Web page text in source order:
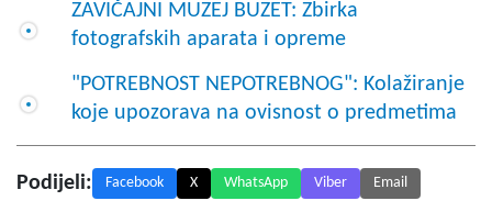
ZAVIČAJNI MUZEJ BUZET: Zbirka
fotografskih aparata i opreme
"POTREBNOST NEPOTREBNOG": Kolažiranje
koje upozorava na ovisnost o predmetima
Podijeli: Facebook X WhatsApp Viber Email